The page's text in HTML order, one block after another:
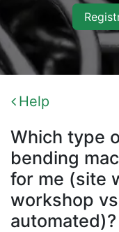
Help
Which type
bending
for me (site
workshop vs
automated)?